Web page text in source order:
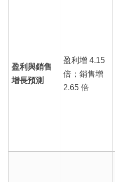
盈利與銷售
增長預測
盈利增 4.15
倍；銷售增
2.65 倍